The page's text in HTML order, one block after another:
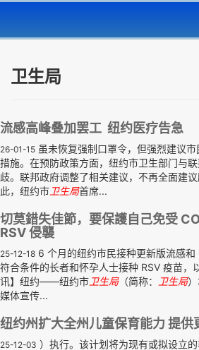
卫生局
流感高峰叠加罢工 纽约医疗告急
26-01-15 虽未恢复强制口罩令，但强烈建议
措施。在预防政策方面，纽约市卫生部门与
歧。联邦政府调整了相关建议，不再全面建
此，纽约市 卫生局首席...
切莫錯失佳節，要保護自己免受
RSV 侵襲
25-12-18 6 个月的纽约市民接种更新版流感
符合条件的长者和怀孕人士接种 RSV 疫苗，
讯】纽约——纽约市 卫生局（简称： 卫生局
媒体宣传...
纽约州扩大全州儿童保育能力 提供
25-12-03 ）执行。该计划将为现有或拟设立